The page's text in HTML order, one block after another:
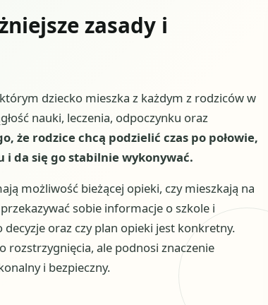
zasady i
dziecko mieszka z każdym z rodziców w
nauki, leczenia, odpoczynku oraz
że rodzice chcą podzielić czas po połowie,
i da się go stabilnie wykonywać.
możliwość bieżącej opieki, czy mieszkają na
sobie informacje o szkole i
oraz czy plan opieki jest konkretny.
ale podnosi znaczenie
i bezpieczny.